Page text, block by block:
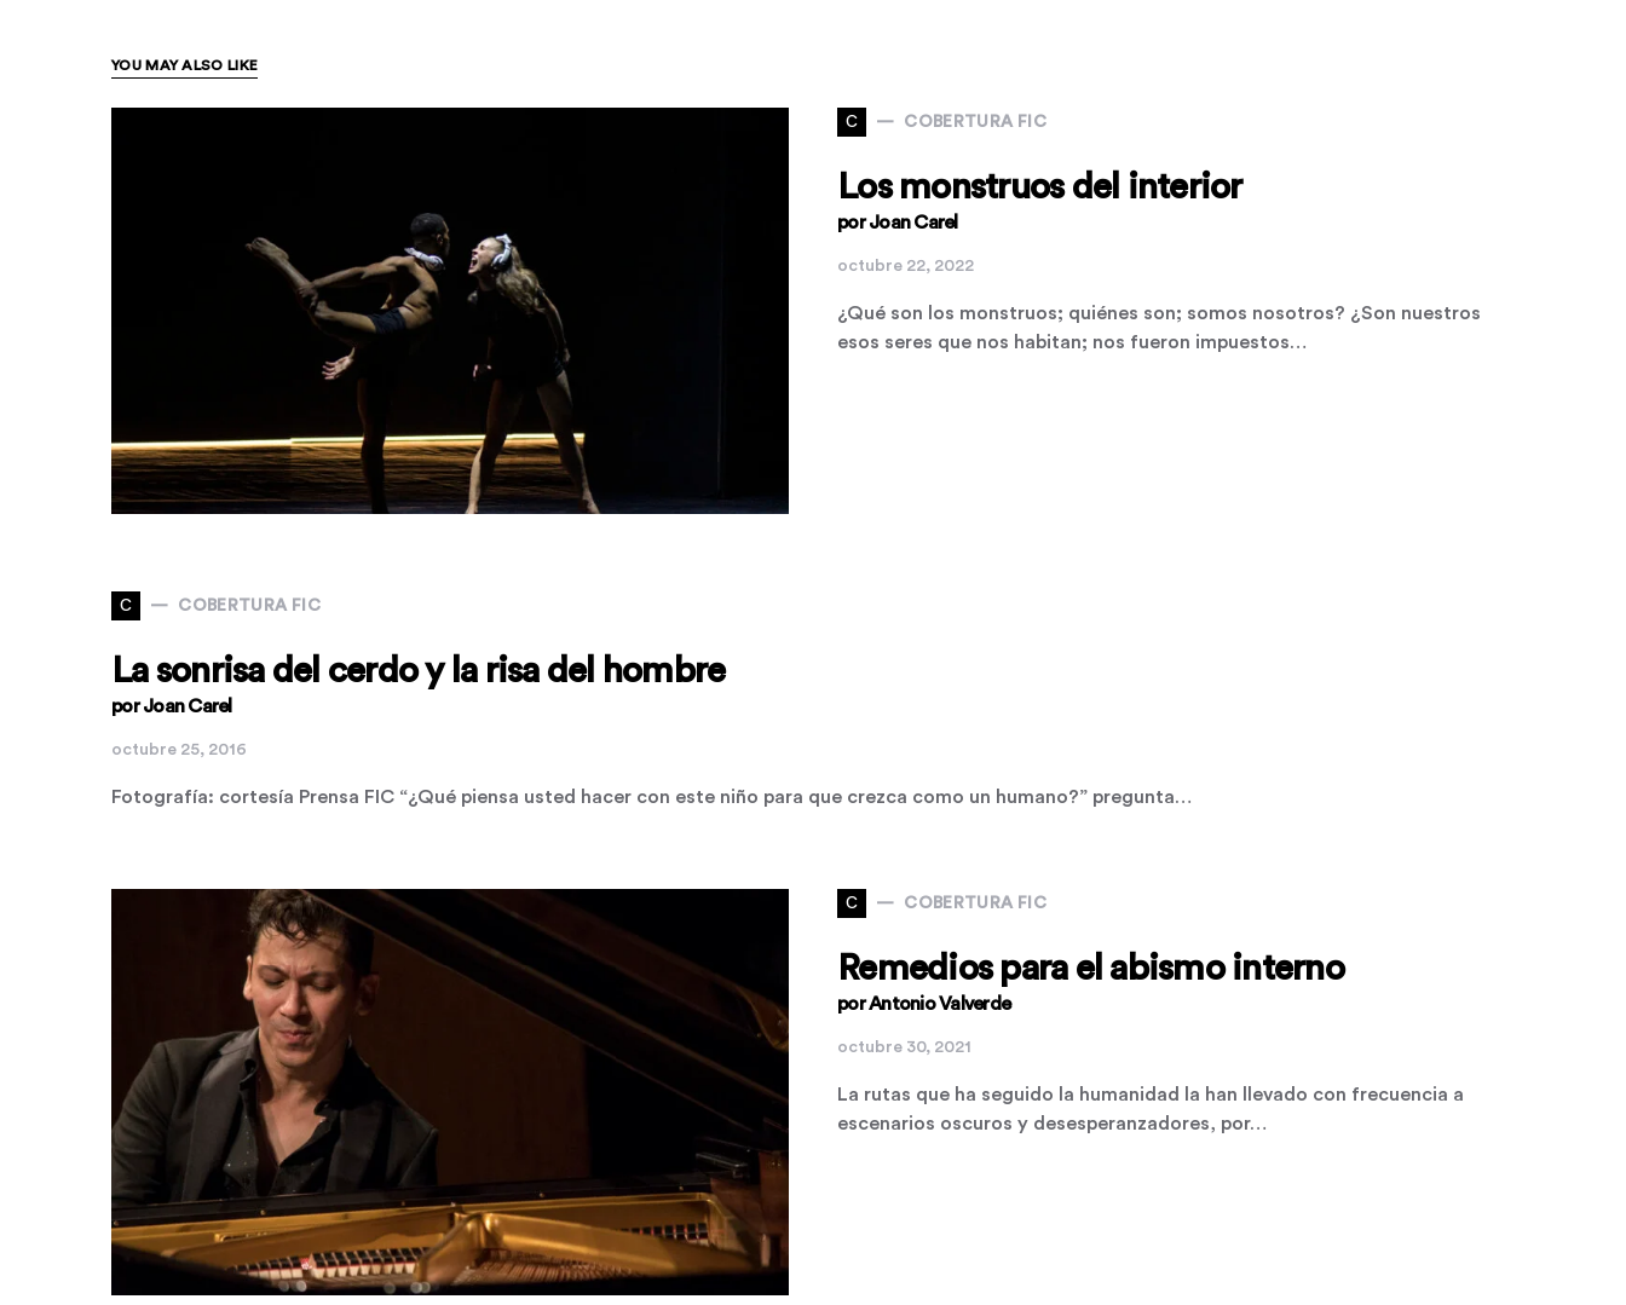
YOU MAY ALSO LIKE
C COBERTURA FIC
Los monstruos del interior
por Joan Carel
octubre 22, 2022
¿Qué son los monstruos; quiénes son; somos nosotros? ¿Son nuestros
esos seres que nos habitan; nos fueron impuestos…
C COBERTURA FIC
La sonrisa del cerdo y la risa del hombre
por Joan Carel
octubre 25, 2016
Fotografía: cortesía Prensa FIC “¿Qué piensa usted hacer con este niño para que crezca como un humano?” pregunta…
C COBERTURA FIC
Remedios para el abismo interno
por Antonio Valverde
octubre 30, 2021
La rutas que ha seguido la humanidad la han llevado con frecuencia a
escenarios oscuros y desesperanzadores, por…